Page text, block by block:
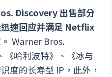
Discovery 出售部分
速回应并满足 Netflix
Warner Bros.
《哈利波特》、《冰与
度的长寿型 IP，此外，